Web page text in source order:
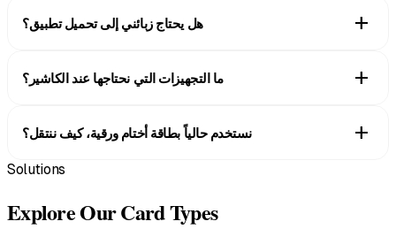
هل يحتاج زبائني إلى تحميل تطبيق؟ add
مسح رمز QR. وتبقى بجانب بطاقاتهم البنكية، فتكون حاضرة في كل مرة
ما التجهيزات التي نحتاجها عند الكاشير؟ add
رمز QR الخاص بالزبون وتُضاف النقاط بينما تغلّف مشترياته. لا حاجة
نستخدم حالياً بطاقة أختام ورقية، كيف ننتقل؟ add
ضع ملصق رمز QR بجانب الكاشير ودع المتسوقين ينضمون أثناء الدفع.
الغسيل. وهناك تجربة مجانية لمدة 30 يوماً بلا حاجة لبطاقة ائتمان،
Solutions
Explore Our Card Types